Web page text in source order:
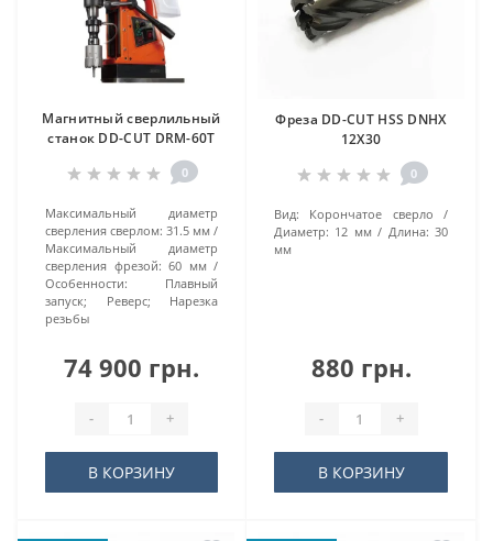
Магнитный сверлильный
станок DD-CUT DRM-60T
0
Максимальный диаметр
сверления сверлом: 31.5 мм
Максимальный диаметр
сверления фрезой: 60 мм
Особенности:
Плавный
запуск; Реверс; Нарезка
резьбы
74 900 грн.
- +
В КОРЗИНУ
Фреза DD-CUT HSS DNHX
12Х30
0
Вид:
Корончатое сверло
Диаметр: 12 мм Длина: 30
мм
880 грн.
- +
В КОРЗИНУ